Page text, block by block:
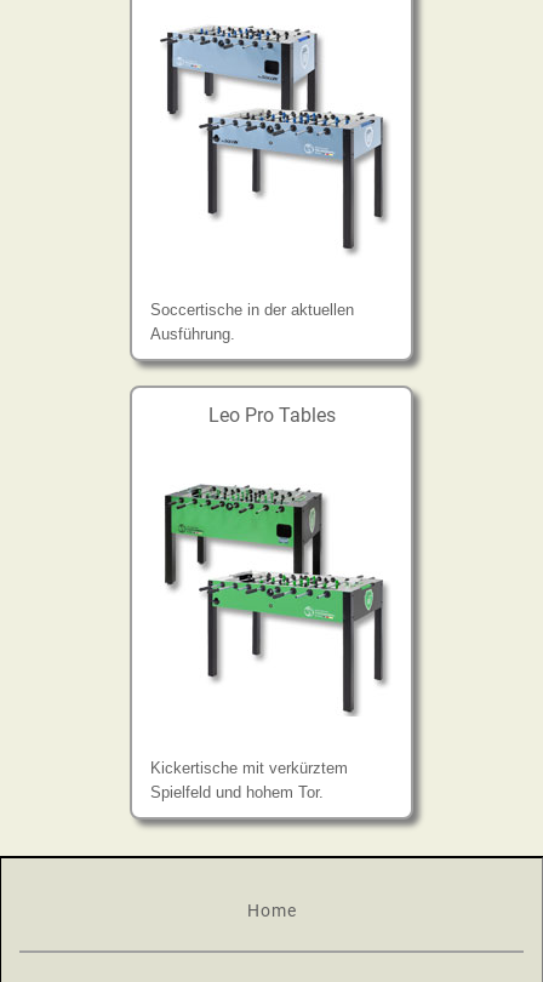
Soccertische in der aktuellen
Ausführung.
Leo Pro Tables
Kickertische mit verkürztem
Spielfeld und hohem Tor.
Home